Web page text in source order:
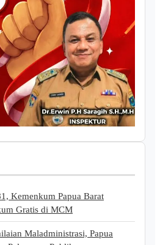
Kemenkum Papua Barat
Gratis di MCM
Maladministrasi, Papua